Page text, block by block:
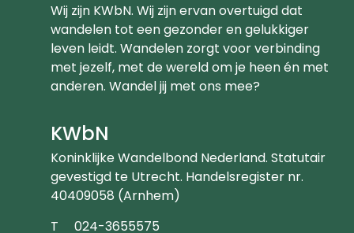
Wij zijn KWbN. Wij zijn ervan overtuigd dat
wandelen tot een gezonder en gelukkiger
leven leidt. Wandelen zorgt voor verbinding
met jezelf, met de wereld om je heen én met
anderen. Wandel jij met ons mee?
KWbN
Koninklijke Wandelbond Nederland. Statutair
gevestigd te Utrecht. Handelsregister nr.
40409058 (Arnhem)
T Telefoonnummer
024-3655575